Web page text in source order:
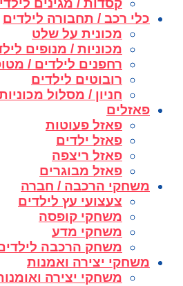
קסדות / מגינים
כלי רכב / תחבורה לילדים
מכונית על שלט
מכוניות / מנופים
רחפנים לילדים /
רובוטים לילדים
חניון / מסלול
פאזלים
פאזל פעוטות
פאזל ילדים
פאזל ריצפה
פאזל מבוגרים
משחקי הרכבה / חברה
צעצועי עץ לילדים
משחקי קופסה
משחקי מדע
משחק הרכבה
משחקי יצירה ואמנות
משחקי יצירה